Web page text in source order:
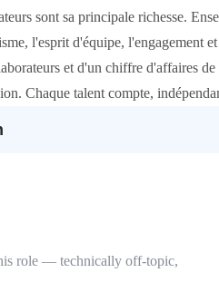
sont sa principale richesse.
l'esprit d'équipe, l'engagement
et d'un chiffre d'affaires
Chaque talent compte,
role — technically off-topic,